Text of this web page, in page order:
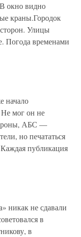
окно видно
краны.Городок
Улицы
Погода временами
начало
Не мог он не
АБС —
но печататься
Каждая публикация
никак не сдавали
в
в